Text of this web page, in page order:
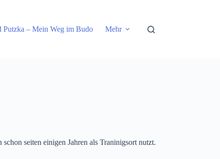
Putzka – Mein Weg im Budo Mehr
seiten einigen Jahren als Traninigsort nutzt.